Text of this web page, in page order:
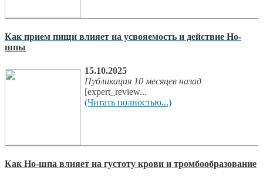
Как прием пищи влияет на усвояемость и действие Но-
шпы
15.10.2025
Публикация 10 месяцев назад
[expert_review...
(Читать полностью...)
Как Но-шпа влияет на густоту крови и тромбообразование